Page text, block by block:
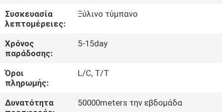
ΜΑΣ
ΕΛΆΤΕ
ΣΕ
ΕΠΑΦΉ
ΜΕ
Συσκευασία
λεπτομέρειες:
Ξύλινο τύμπανο
Χρόνος
παράδοσης:
5-15day
Όροι
πληρωμής:
L/C, T/T
Δυνατότητα
50000meters την εβδομάδα